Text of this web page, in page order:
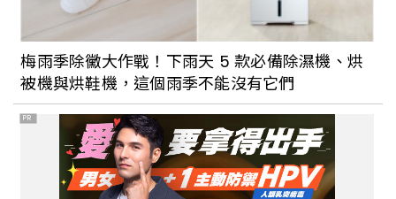
梅雨季除黴大作戰！下雨天 5 款必備除濕機、烘
被機與烘鞋機，這個雨季不能沒有它們
PR